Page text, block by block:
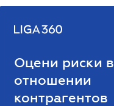
Оцени риски в
отношении
контрагентов